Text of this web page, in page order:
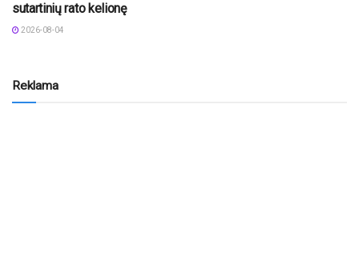
sutartinių rato kelionę
2026-08-04
Reklama